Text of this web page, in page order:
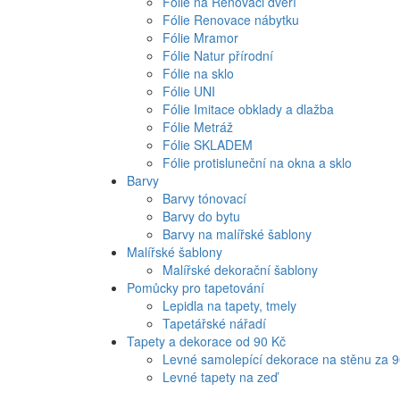
Fólie Renovace nábytku
Fólie Mramor
Fólie Natur přírodní
Fólie na sklo
Fólie UNI
Fólie Imitace obklady a dlažba
Fólie Metráž
Fólie SKLADEM
Fólie protisluneční na okna a sklo
Barvy
Barvy tónovací
Barvy do bytu
Barvy na malířské šablony
Malířské šablony
Malířské dekorační šablony
Pomůcky pro tapetování
Lepidla na tapety, tmely
Tapetářské nářadí
Tapety a dekorace od 90 Kč
Levné samolepící dekorace na stěnu za
Levné tapety na zeď